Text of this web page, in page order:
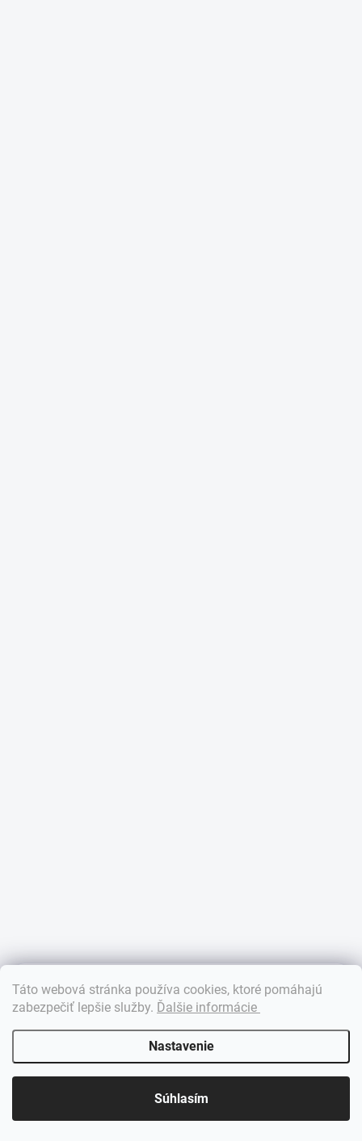
Táto webová stránka používa cookies, ktoré pomáhajú
zabezpečiť lepšie služby. Ďalšie informácie
Nastavenie
Súhlasím
Dobrý deň! 👋 Pomôžem vám nájsť správny diel. Napíšte mi.